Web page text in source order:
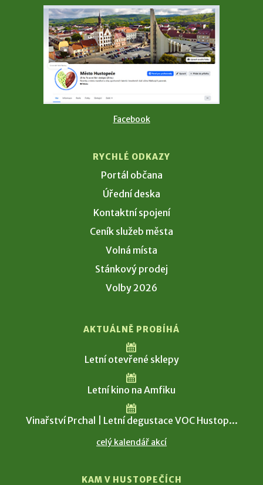
Facebook
RYCHLÉ ODKAZY
Portál občana
Úřední deska
Kontaktní spojení
Ceník služeb města
Volná místa
Stánkový prodej
Volby 2026
AKTUÁLNĚ PROBÍHÁ
Letní otevřené sklepy
Letní kino na Amfiku
Vinařství Prchal | Letní degustace VOC Hustop...
celý kalendář akcí
KAM V HUSTOPEČÍCH